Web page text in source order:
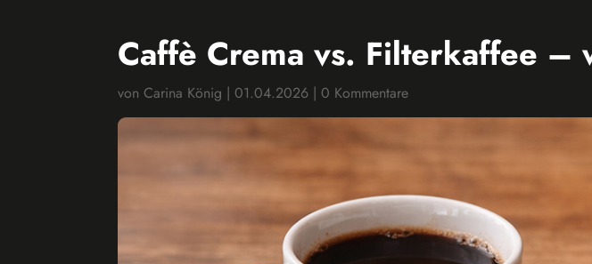
Caffè Crema vs. Filterkaffee –
von Carina König | 01.04.2026 | 0 Kommentare